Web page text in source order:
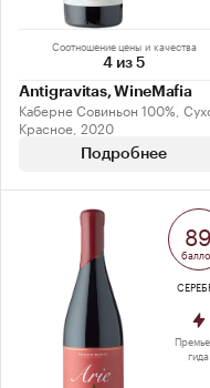
Соотношение цены и качества
4 из 5
Antigravitas, WineMafia
Каберне Совиньон 100%,
Красное, 2020
Подробнее
89
гида